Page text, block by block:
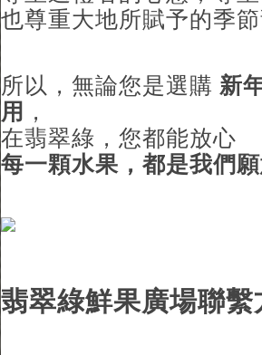
也尊重大地所賦予的季
所以，無論您是選購 新
用 ，
在翡翠綠，您都能放心
每一顆水果，都是我們
翡翠綠鮮果廣場聯繫